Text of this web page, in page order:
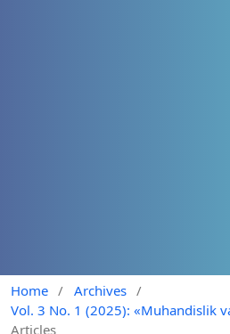
Home / Archives /
Vol. 3 No. 1 (2025): «Muhandislik
Articles